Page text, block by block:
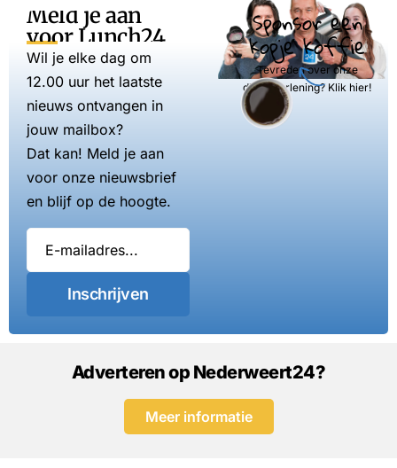
Meld je aan
voor Lunch24
Wil je elke dag om
12.00 uur het laatste
nieuws ontvangen in
jouw mailbox?
Dat kan! Meld je aan
voor onze nieuwsbrief
en blijf op de hoogte.
Inschrijven
Sponsor een
kopje koffie
Tevreden over onze
dienstverlening? Klik hier!
Adverteren op Nederweert24?
Meer informatie